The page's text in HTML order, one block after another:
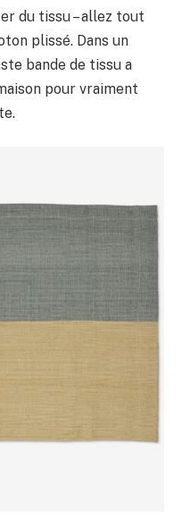
du tissu – allez tout
plissé. Dans un
bande de tissu a
pour vraiment